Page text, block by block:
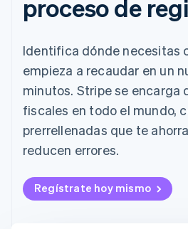
proceso de
Identifica dónde necesitas
empieza a recaudar en un
minutos. Stripe se encarga
fiscales en todo el mundo,
prerrellenadas que te
reducen errores.
Regístrate hoy mismo